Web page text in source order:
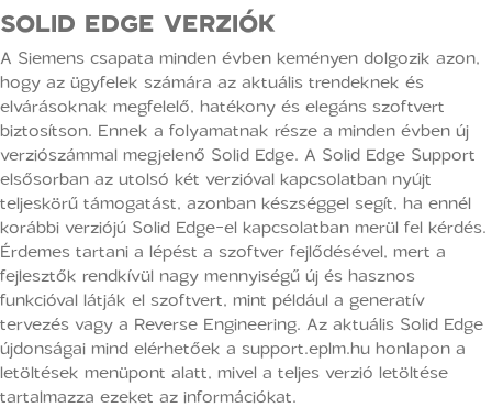
SOLID EDGE VERZIÓK
A Siemens csapata minden évben keményen dolgozik azon,
hogy az ügyfelek számára az aktuális trendeknek és
elvárásoknak megfelelő, hatékony és elegáns szoftvert
biztosítson. Ennek a folyamatnak része a minden évben új
verziószámmal megjelenő Solid Edge. A Solid Edge Support
elsősorban az utolsó két verzióval kapcsolatban nyújt
teljeskörű támogatást, azonban készséggel segít, ha ennél
korábbi verziójú Solid Edge-el kapcsolatban merül fel kérdés.
Érdemes tartani a lépést a szoftver fejlődésével, mert a
fejlesztők rendkívül nagy mennyiségű új és hasznos
funkcióval látják el szoftvert, mint például a generatív
tervezés vagy a Reverse Engineering. Az aktuális Solid Edge
újdonságai mind elérhetőek a support.eplm.hu honlapon a
letöltések menüpont alatt, mivel a teljes verzió letöltése
tartalmazza ezeket az információkat.